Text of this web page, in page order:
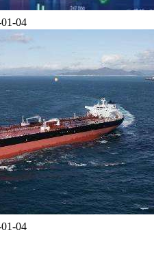
04
04